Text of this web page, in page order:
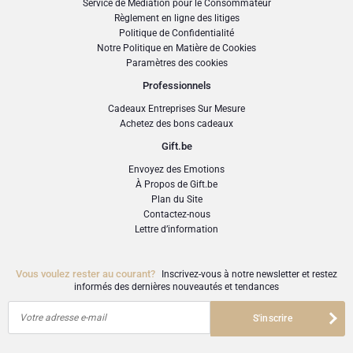
Remarque : le bol n'est pas inclus dans le cadeau.
Situé au cœur du Mâconnais (France), le Domaine de la Denante a été fondé en
1975 par Robert Martin sur 2 hectares. Aujourd’hui, le domaine s’étend sur 18
Les vignes s’étendent sur les collines ondulantes autour des roches de Solutré
Robe dorée brillante. Nez floral avec des notes de miel. Le boisé est subtilement
Suggestions d’accompagnement
de Saint-Jacques.
Vous voulez rester au courant?
Inscrivez-vous à notre newsletter et restez
informés des dernières nouveautés et tendances
Votre adresse e-mail S'inscrire
Service de Médiation pour le Consommateur
Règlement en ligne des litiges
Politique de Confidentialité
Notre Politique en Matière de Cookies
Paramètres des cookies
Professionnels
Cadeaux Entreprises Sur Mesure
Achetez des bons cadeaux
Gift.be
Envoyez des Emotions
À Propos de Gift.be
Plan du Site
Contactez-nous
Lettre d’information